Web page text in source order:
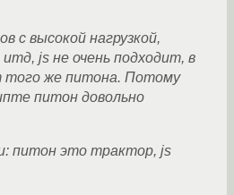
с высокой нагрузкой,
js не очень подходит, в
того же питона. Потому
питон довольно
питон это трактор, js